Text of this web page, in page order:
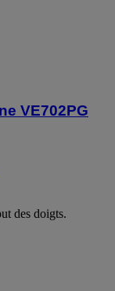
VE702PG
des doigts.